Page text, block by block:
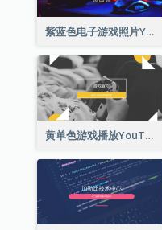
紫蓝色电子游戏照片YouTube频道图片
黄单色游戏播放YouTube频道图片